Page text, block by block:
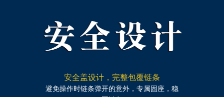
安全盖设计，完整包覆链条
避免操作时链条弹开的意外，专属固座，稳